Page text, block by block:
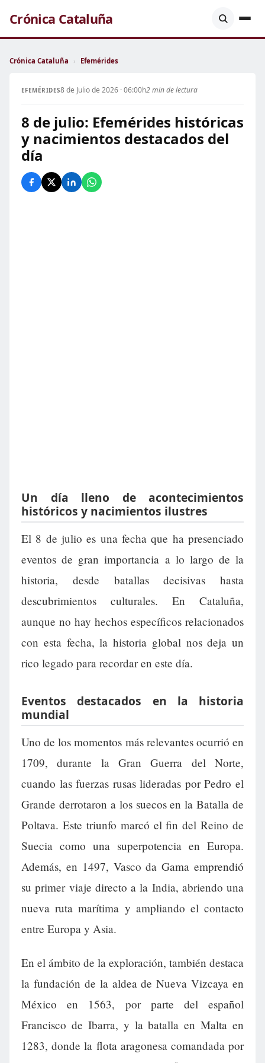
Crónica Cataluña
Crónica Cataluña › Efemérides
EFEMÉRIDES8 de Julio de 2026 · 06:00h2 min de lectura
8 de julio: Efemérides históricas
y nacimientos destacados del
día
Un día lleno de acontecimientos
históricos y nacimientos ilustres
El 8 de julio es una fecha que ha presenciado
eventos de gran importancia a lo largo de la
historia, desde batallas decisivas hasta
descubrimientos culturales. En Cataluña,
aunque no hay hechos específicos relacionados
con esta fecha, la historia global nos deja un
rico legado para recordar en este día.
Eventos destacados en la historia
mundial
Uno de los momentos más relevantes ocurrió en
1709, durante la Gran Guerra del Norte,
cuando las fuerzas rusas lideradas por Pedro el
Grande derrotaron a los suecos en la Batalla de
Poltava. Este triunfo marcó el fin del Reino de
Suecia como una superpotencia en Europa.
Además, en 1497, Vasco da Gama emprendió
su primer viaje directo a la India, abriendo una
nueva ruta marítima y ampliando el contacto
entre Europa y Asia.
En el ámbito de la exploración, también destaca
la fundación de la aldea de Nueva Vizcaya en
México en 1563, por parte del español
Francisco de Ibarra, y la batalla en Malta en
1283, donde la flota aragonesa comandada por